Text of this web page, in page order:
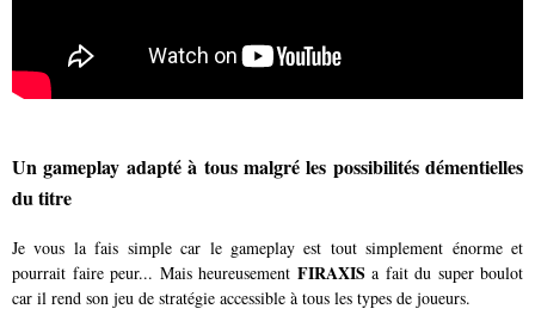
Un gameplay adapté à tous malgré les possibilités démentielles
du titre
Je vous la fais simple car le gameplay est tout simplement énorme et
pourrait faire peur... Mais heureusement FIRAXIS a fait du super boulot
car il rend son jeu de stratégie accessible à tous les types de joueurs.